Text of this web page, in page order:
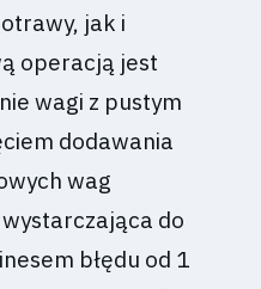
jak i
operacją jest
wagi z pustym
dodawania
wag
do
błędu od 1